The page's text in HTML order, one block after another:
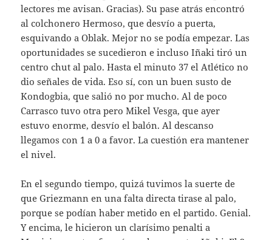
lectores me avisan. Gracias). Su pase atrás encontró
al colchonero Hermoso, que desvío a puerta,
esquivando a Oblak. Mejor no se podía empezar. Las
oportunidades se sucedieron e incluso Iñaki tiró un
centro chut al palo. Hasta el minuto 37 el Atlético no
dio señales de vida. Eso sí, con un buen susto de
Kondogbia, que salió no por mucho. Al de poco
Carrasco tuvo otra pero Mikel Vesga, que ayer
estuvo enorme, desvío el balón. Al descanso
llegamos con 1 a 0 a favor. La cuestión era mantener
el nivel.
En el segundo tiempo, quizá tuvimos la suerte de
que Griezmann en una falta directa tirase al palo,
porque se podían haber metido en el partido. Genial.
Y encima, le hicieron un clarísimo penalti a